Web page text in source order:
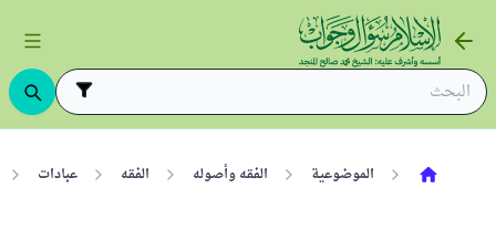
الموضوعية الفقه وأصوله الفقه عبادات